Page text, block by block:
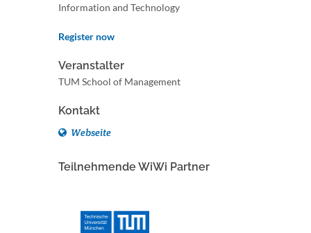
Information and Technology
Register now
Veranstalter
TUM School of Management
Kontakt
Webseite
Teilnehmende WiWi Partner